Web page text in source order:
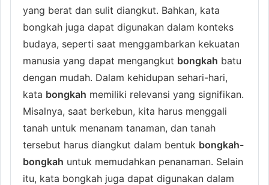
yang berat dan sulit diangkut. Bahkan, kata
bongkah juga dapat digunakan dalam konteks
budaya, seperti saat menggambarkan kekuatan
manusia yang dapat mengangkut bongkah batu
dengan mudah. Dalam kehidupan sehari-hari,
kata bongkah memiliki relevansi yang signifikan.
Misalnya, saat berkebun, kita harus menggali
tanah untuk menanam tanaman, dan tanah
tersebut harus diangkut dalam bentuk bongkah-
bongkah untuk memudahkan penanaman. Selain
itu, kata bongkah juga dapat digunakan dalam